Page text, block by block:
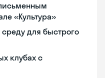
«Культура»
для быстрого
клубах с